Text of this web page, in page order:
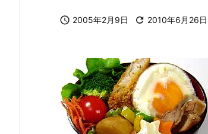
 2005年2月9日  2010年6月26日